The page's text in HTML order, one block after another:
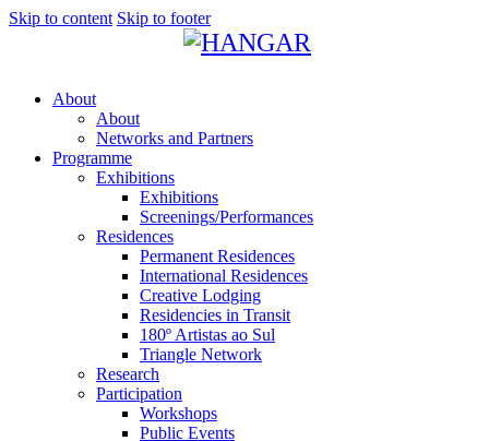
Skip to content Skip to footer
About
About
Networks and Partners
Programme
Exhibitions
Exhibitions
Screenings/Performances
Residences
Permanent Residences
International Residences
Creative Lodging
Residencies in Transit
180º Artistas ao Sul
Triangle Network
Research
Participation
Workshops
Public Events